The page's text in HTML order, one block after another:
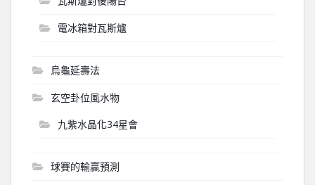
電冰箱對瓦斯爐
烏龜延壽法
玄空卦位風水物
九紫水晶化34星會
球賽的輸贏預測